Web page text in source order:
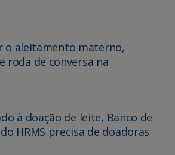
o aleitamento materno,
roda de conversa na
à doação de leite, Banco de
HRMS precisa de doadoras